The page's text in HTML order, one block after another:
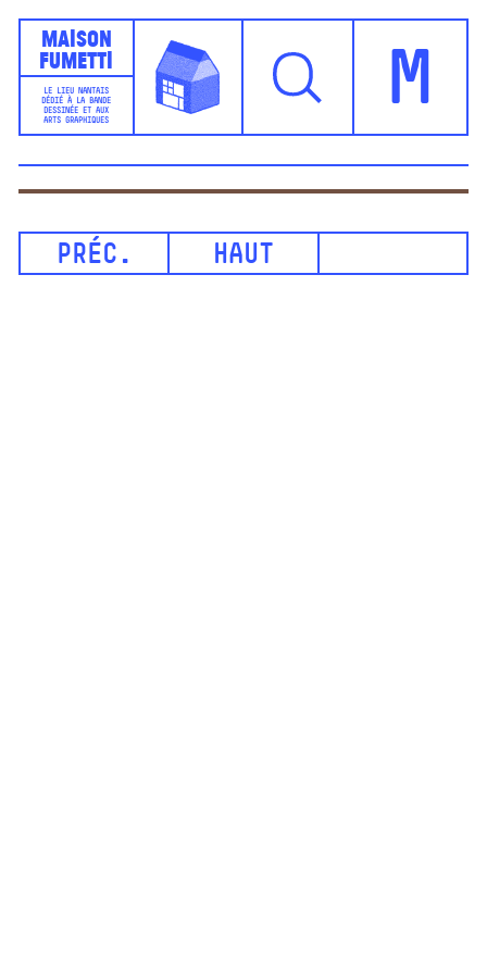
Maison
Fumetti
LE LIEU NANTAIS
DÉDIÉ À LA BANDE
DESSINÉE ET AUX
ARTS GRAPHIQUES
M
PRÉC. HAUT